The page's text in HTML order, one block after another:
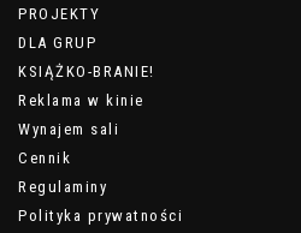
PROJEKTY
DLA GRUP
KSIĄŻKO-BRANIE!
Reklama w kinie
Wynajem sali
Cennik
Regulaminy
Polityka prywatności